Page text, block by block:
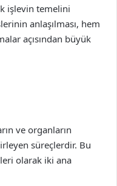
işlevin temelini
anlaşılması, hem
açısından büyük
ve organların
süreçlerdir. Bu
olarak iki ana